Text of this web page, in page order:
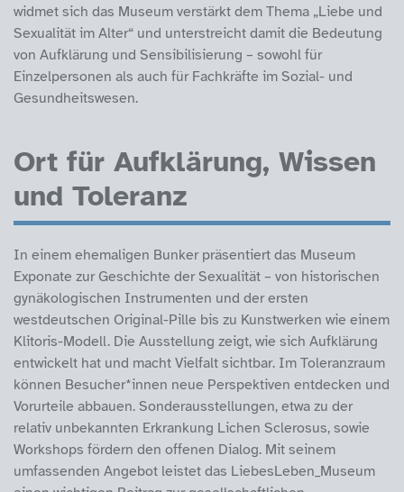
widmet sich das Museum verstärkt dem Thema „Liebe und
Sexualität im Alter“ und unterstreicht damit die Bedeutung
von Aufklärung und Sensibilisierung – sowohl für
Einzelpersonen als auch für Fachkräfte im Sozial- und
Gesundheitswesen.
Ort für Aufklärung, Wissen
und Toleranz
In einem ehemaligen Bunker präsentiert das Museum
Exponate zur Geschichte der Sexualität – von historischen
gynäkologischen Instrumenten und der ersten
westdeutschen Original-Pille bis zu Kunstwerken wie einem
Klitoris-Modell. Die Ausstellung zeigt, wie sich Aufklärung
entwickelt hat und macht Vielfalt sichtbar. Im Toleranzraum
können Besucher*innen neue Perspektiven entdecken und
Vorurteile abbauen. Sonderausstellungen, etwa zu der
relativ unbekannten Erkrankung Lichen Sclerosus, sowie
Workshops fördern den offenen Dialog. Mit seinem
umfassenden Angebot leistet das LiebesLeben_Museum